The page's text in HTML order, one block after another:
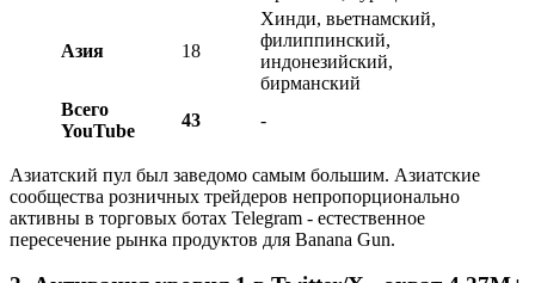
Азия 18
Хинди, вьетнамский,
филиппинский,
индонезийский,
бирманский
Всего
YouTube
43 -
Азиатский пул был заведомо самым большим. Азиатские
сообщества розничных трейдеров непропорционально
активны в торговых ботах Telegram - естественное
пересечение рынка продуктов для Banana Gun.